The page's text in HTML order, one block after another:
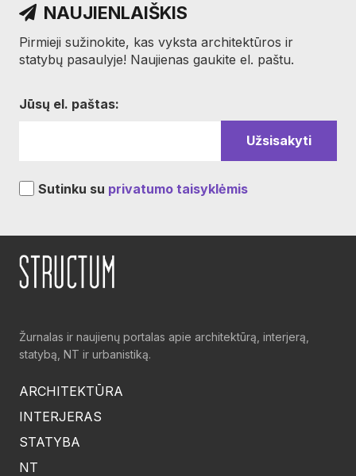
NAUJIENLAIŠKIS
Pirmieji sužinokite, kas vyksta architektūros ir
statybų pasaulyje! Naujienas gaukite el. paštu.
Jūsų el. paštas:
Sutinku su privatumo taisyklėmis
Žurnalas ir naujienų portalas apie architektūrą, interjerą,
statybą, NT ir urbanistiką.
ARCHITEKTŪRA
INTERJERAS
STATYBA
NT